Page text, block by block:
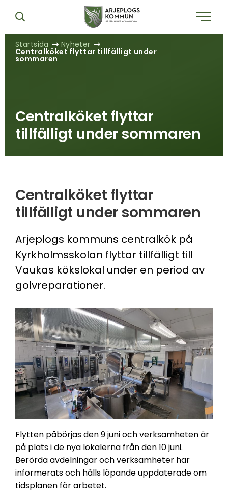
Startsida Nyheter
Centralköket flyttar tillfälligt under
sommaren
Centralköket flyttar
tillfälligt under sommaren
Centralköket flyttar
tillfälligt under sommaren
Arjeplogs kommuns centralkök på
Kyrkholmsskolan flyttar tillfälligt till
Vaukas kökslokal under en period av
golvreparationer.
Flytten påbörjas den 9 juni och verksamheten är
på plats i de nya lokalerna från den 10 juni.
Berörda avdelningar och verksamheter har
informerats och hålls löpande uppdaterade om
tidsplanen för arbetet.